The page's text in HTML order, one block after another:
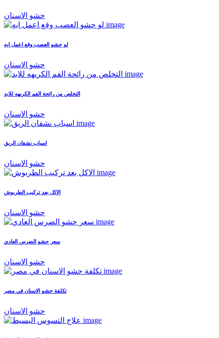
حشو الاسنان
لو حشو العصب وقع اعمل ايه
حشو الاسنان
التخلص من رائحة الفم الكريهه للابد
حشو الاسنان
اسباب نشفان الريق
حشو الاسنان
الاكل بعد تركيب الطربوش
حشو الاسنان
سعر حشو الضرس العادي
حشو الاسنان
تكلفة حشو الاسنان في مصر
حشو الاسنان